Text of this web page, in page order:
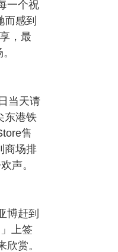
一个祝
感到
，最
当天请
东港铁
售
商场排
声。
博赶到
上签
赏。